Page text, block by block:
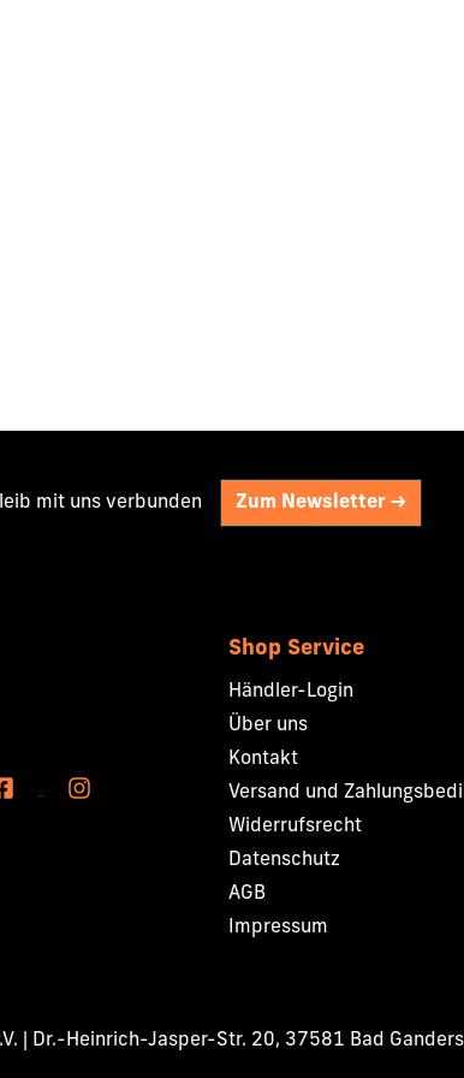
mit uns verbunden Zum Newsletter ->
Shop Service
Händler-Login
Über uns
Kontakt
Versand und
Widerrufsrecht
Datenschutz
AGB
Impressum
| Dr.-Heinrich-Jasper-Str. 20, 37581 Bad